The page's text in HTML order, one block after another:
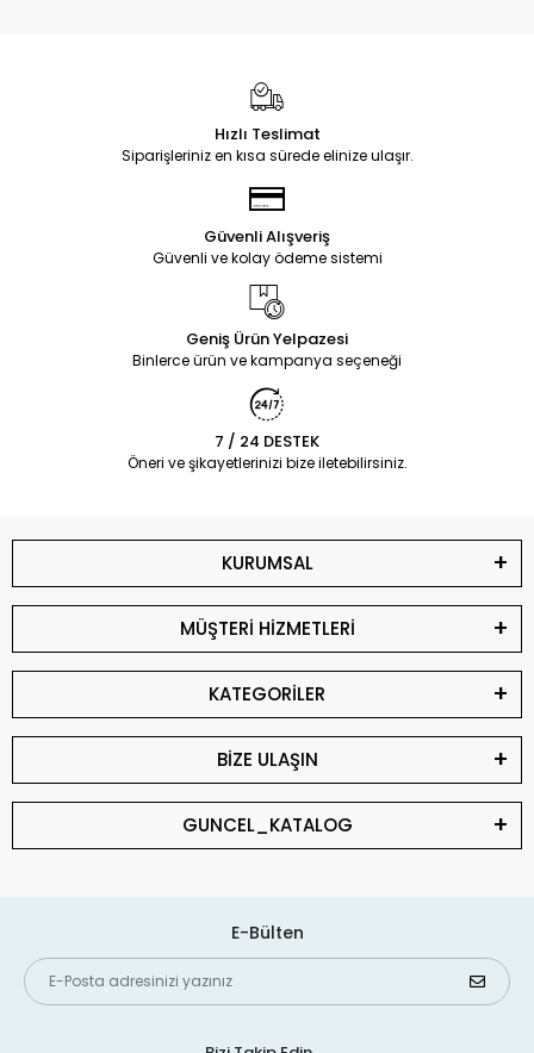
Hızlı Teslimat
Siparişleriniz en kısa sürede elinize ulaşır.
Güvenli Alışveriş
Güvenli ve kolay ödeme sistemi
Geniş Ürün Yelpazesi
Binlerce ürün ve kampanya seçeneği
7 / 24 DESTEK
Öneri ve şikayetlerinizi bize iletebilirsiniz.
KURUMSAL
MÜŞTERİ HİZMETLERİ
KATEGORİLER
BİZE ULAŞIN
GUNCEL_KATALOG
E-Bülten